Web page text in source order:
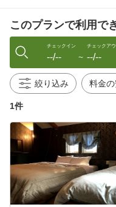
▼ご宿泊条件
・トイレのしつけが出来て
・予防接種を受けている
・無駄吠えしない。お留守
▼注意事項
・支払い方法は「現金のみ
・ご宿泊は、小・中型犬に
・室内及びバスルームでの
グはお断りいたします
寝具でのご一緒の就寝も
・他のお客様とのトラブル
フロントへお越しの際は
・客室内の備品の破損、汚
ニング代を請求させて頂き
他のお客様に危害や損害
このプランで利用で
チェックイン
--/-- 〜
チェックアウ
--/--
絞り込み
1件